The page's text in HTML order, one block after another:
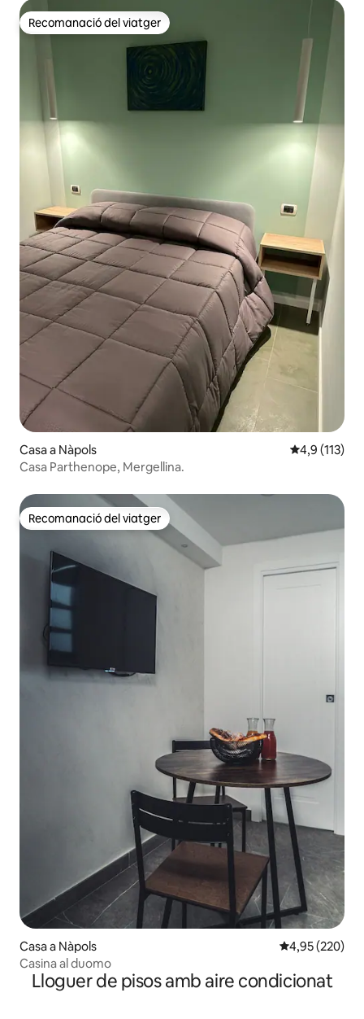
Recomanació del viatger
Recomanació del viatger
Casa a Nàpols 4,9 de
4,9 (113)
Casa Parthenope, Mergellina.
Recomanació del viatger
Recomanació del viatger
Casa a Nàpols 4,95 de
4,95 (220)
Casina al duomo
Lloguer de pisos amb aire condicionat